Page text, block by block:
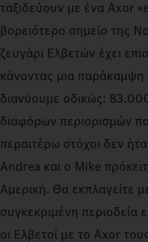
ταξιδεύουν με ένα Axor
βορειότερο σημείο της
ζευγάρι Ελβετών έχει
κάνοντας μια
διανύουμε οδικώς:
διαφόρων περιορισμών
περαιτέρω στόχοι δεν
Andrea και ο Mike
Αμερική. Θα εκπλαγείτε
συγκεκριμένη περιοδεία
οι Ελβετοί με το Axor